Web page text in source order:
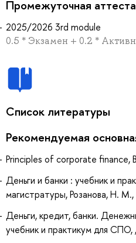
Промежуточная
2025/2026 3rd module
0.5 * Экзамен + 0.2 *
Список литературы
Рекомендуемая
Principles of corporate finance,
Деньги и банки : учебник и
магистратуры, Розанова, Н.
Деньги, кредит, банки.
учебник и практикум для СПО,